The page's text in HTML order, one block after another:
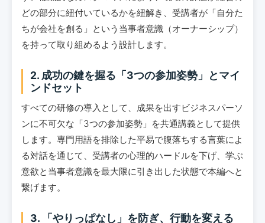
どの部分に紐付いているかを紐解き、受講者が「自分た
ちが会社を創る」という当事者意識（オーナーシップ）
を持って取り組めるよう設計します。
2. 成功の鍵を握る「3つの参加姿勢」とマイ
ンドセット
すべての研修の導入として、成果を出すビジネスパーソ
ンに不可欠な「3つの参加姿勢」を共通講義として提供
します。専門用語を排除した平易で腹落ちする言葉によ
る対話を通じて、受講者の心理的ハードルを下げ、学ぶ
意欲と当事者意識を最大限に引き出した状態で本編へと
繋げます。
3. 「やりっぱなし」を防ぎ、行動を変える